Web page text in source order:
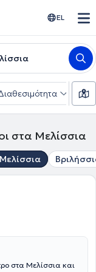
EL
στα Μελίσσια
Μελίσσια
στα Μελίσσια και